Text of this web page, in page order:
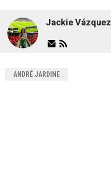
Jackie Vázquez
ANDRÉ JARDINE